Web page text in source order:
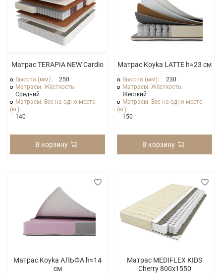
Матрас TERAPIA NEW Cardio
Высота (мм):
250
Матрасы: Жёсткость:
Средний
Матрасы: Вес на одно место
(кг):
140
В корзину
Матрас Koyka LATTE h≈23 см
Высота (мм):
230
Матрасы: Жёсткость:
Жесткий
Матрасы: Вес на одно место
(кг):
150
В корзину
Матрас Koyka АЛЬФА h≈14
см
Матрас MEDIFLEX KIDS
Cherry 800x1550